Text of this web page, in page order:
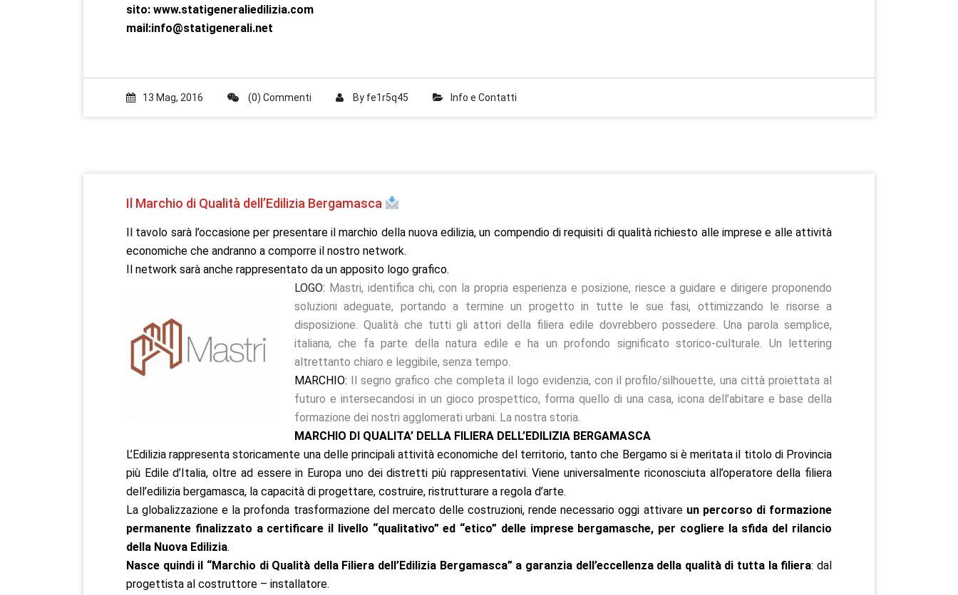
sito: www.statigeneraliedilizia.com
mail:info@statigenerali.net
13 Mag, 2016 (0) Commenti By fe1r5q45 Info e Contatti
Il Marchio di Qualità dell’Edilizia Bergamasca
Il tavolo sarà l’occasione per presentare il marchio della nuova edilizia, un compendio di requisiti di qualità richiesto alle imprese e alle attività
economiche che andranno a comporre il nostro network.
Il network sarà anche rappresentato da un apposito logo grafico.
LOGO: Mastri, identifica chi, con la propria esperienza e posizione, riesce a guidare e dirigere proponendo
soluzioni adeguate, portando a termine un progetto in tutte le sue fasi, ottimizzando le risorse a
disposizione. Qualità che tutti gli attori della filiera edile dovrebbero possedere. Una parola semplice,
italiana, che fa parte della natura edile e ha un profondo significato storico-culturale. Un lettering
altrettanto chiaro e leggibile, senza tempo.
MARCHIO: Il segno grafico che completa il logo evidenzia, con il profilo/silhouette, una città proiettata al
futuro e intersecandosi in un gioco prospettico, forma quello di una casa, icona dell’abitare e base della
formazione dei nostri agglomerati urbani. La nostra storia.
MARCHIO DI QUALITA’ DELLA FILIERA DELL’EDILIZIA BERGAMASCA
L’Edilizia rappresenta storicamente una delle principali attività economiche del territorio, tanto che Bergamo si è meritata il titolo di Provincia
più Edile d’Italia, oltre ad essere in Europa uno dei distretti più rappresentativi. Viene universalmente riconosciuta all’operatore della filiera
dell’edilizia bergamasca, la capacità di progettare, costruire, ristrutturare a regola d’arte.
La globalizzazione e la profonda trasformazione del mercato delle costruzioni, rende necessario oggi attivare un percorso di formazione
permanente finalizzato a certificare il livello “qualitativo” ed “etico” delle imprese bergamasche, per cogliere la sfida del rilancio
della Nuova Edilizia.
Nasce quindi il “Marchio di Qualità della Filiera dell’Edilizia Bergamasca” a garanzia dell’eccellenza della qualità di tutta la filiera: dal
progettista al costruttore – installatore.